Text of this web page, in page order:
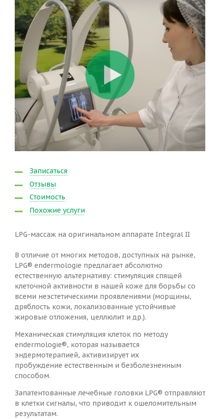
Записаться
Отзывы
Стоимость
Похожие услуги
LPG-массаж на оригинальном аппарате Integral II
В отличие от многих методов, доступных на рынке,
LPG® endermologie предлагает абсолютно
естественную альтернативу: стимуляция спящей
клеточной активности в нашей коже для борьбы со
всеми неэстетическими проявлениями (морщины,
дряблость кожи, локализованные устойчивые
жировые отложения, целлюлит и др.).
Механическая стимуляция клеток по методу
endermologie®, которая называется
эндермотерапией, активизирует их
пробуждение естественным и безболезненным
способом.
Запатентованные лечебные головки LPG® отправляют
в клетки сигналы, что приводит к ошеломительным
результатам.